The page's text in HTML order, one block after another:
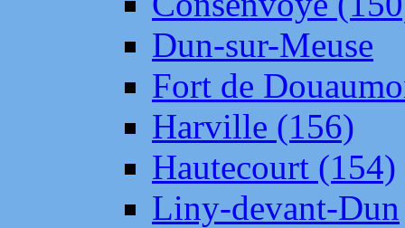
Dun-sur-Meuse
Fort de
Harville (156)
Hautecourt (154)
Liny-devant-Dun